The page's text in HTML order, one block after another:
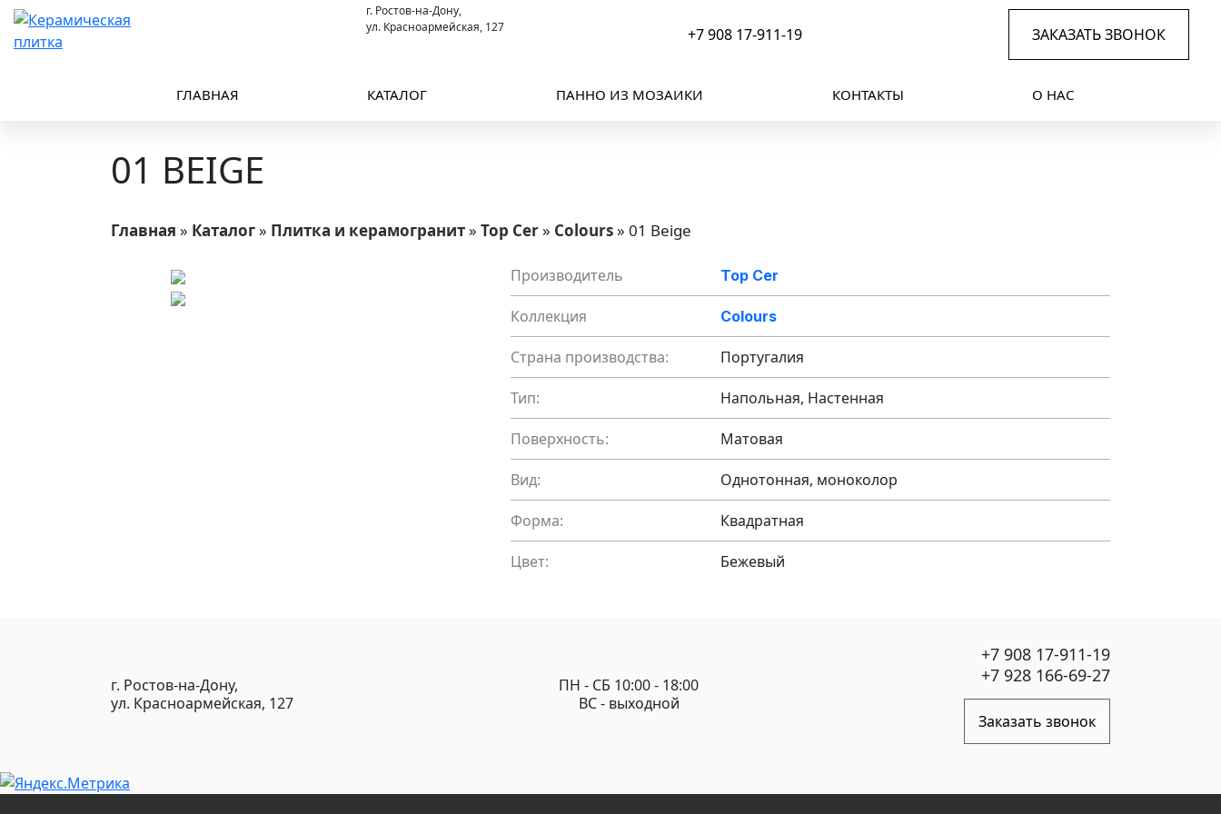
г. Ростов-на-Дону,
ул. Красноармейская, 127
ГЛАВНАЯ КАТАЛОГ ПАННО ИЗ МОЗАИКИ КОНТАКТЫ О НАС
+7 908 17-911-19 ЗАКАЗАТЬ ЗВОНОК
01 BEIGE
Главная » Каталог» Плитка и керамогранит» Top Cer» Colours» 01 Beige
Производитель Top Cer
Коллекция Colours
Страна производства: Португалия
Тип: Напольная, Настенная
Поверхность: Матовая
Вид: Однотонная, моноколор
Форма: Квадратная
Цвет: Бежевый
г. Ростов-на-Дону,
ул. Красноармейская, 127
ПН - СБ 10:00 - 18:00
ВС - выходной
+7 908 17-911-19
+7 928 166-69-27
Заказать звонок